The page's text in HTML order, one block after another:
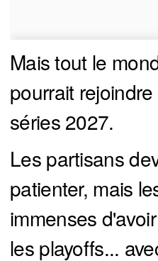
Mais tout le
pourrait
séries 2027.
Les partisans
patienter, mais
immenses
les playoffs...